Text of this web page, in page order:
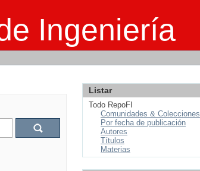
Ingeniería
Listar
Todo RepoFI
Comunidades & Colecciones
Por fecha de publicación
Autores
Títulos
Materias